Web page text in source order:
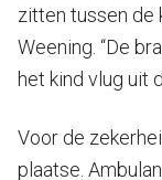
zitten tussen de
Weening. “De
het kind vlug uit
Voor de
plaatse.